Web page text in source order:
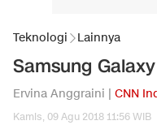
Teknologi Lainnya
Samsung
Ervina Anggraini | CNN
Kamis, 09 Agu 2018 11:56 WIB